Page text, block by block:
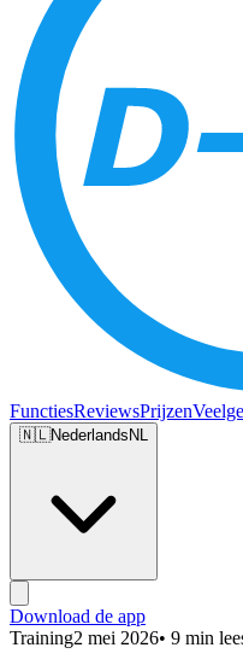
FunctiesReviewsPrijzen
🇳🇱NederlandsNL
Download de app
Training2 mei 2026• 9 min